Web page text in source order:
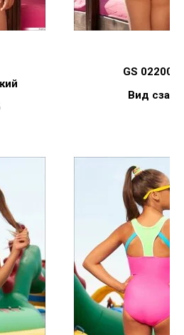
GS 022006
Вид сзади